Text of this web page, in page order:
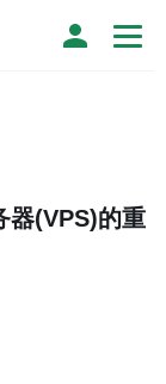
器(VPS)的重